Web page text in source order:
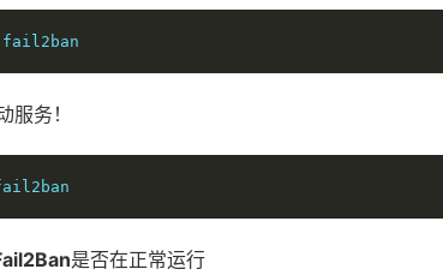
服务！
是否在正常运行